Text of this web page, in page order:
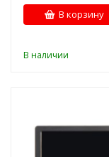
В корзину
В наличии